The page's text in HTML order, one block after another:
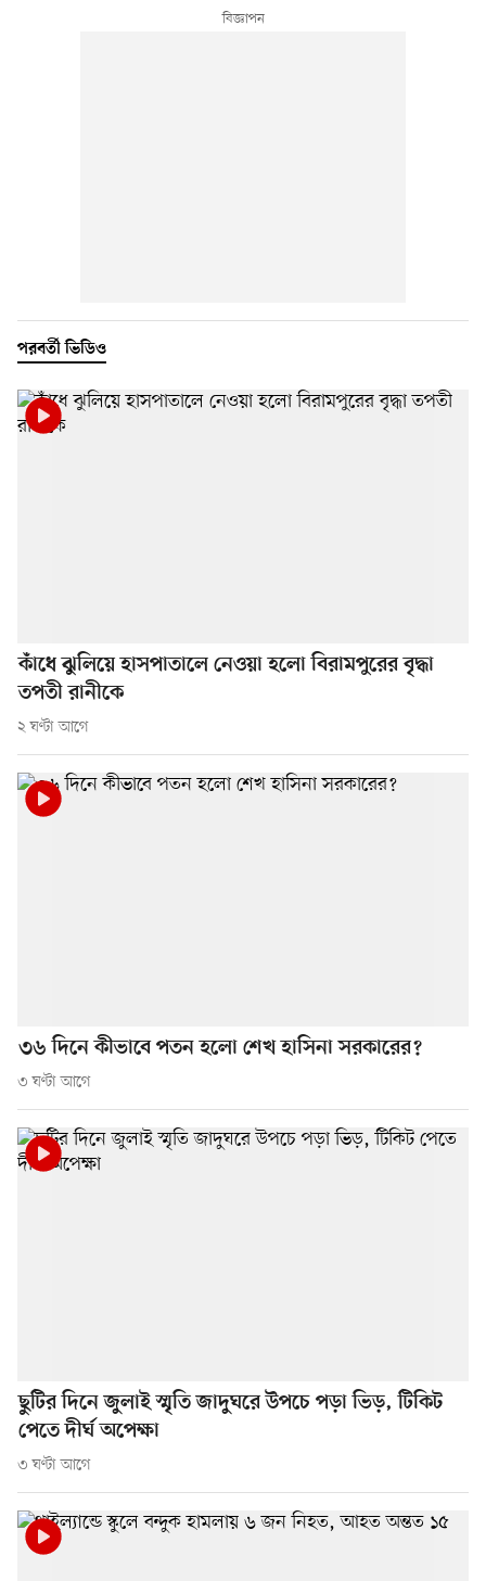
পরবর্তী ভিডিও
কাঁধে ঝুলিয়ে হাসপাতালে নেওয়া হলো বিরামপুরের বৃদ্ধা
তপতী রানীকে
২ ঘণ্টা আগে
৩৬ দিনে কীভাবে পতন হলো শেখ হাসিনা সরকারের?
৩ ঘণ্টা আগে
ছুটির দিনে জুলাই স্মৃতি জাদুঘরে উপচে পড়া ভিড়, টিকিট
পেতে দীর্ঘ অপেক্ষা
৩ ঘণ্টা আগে